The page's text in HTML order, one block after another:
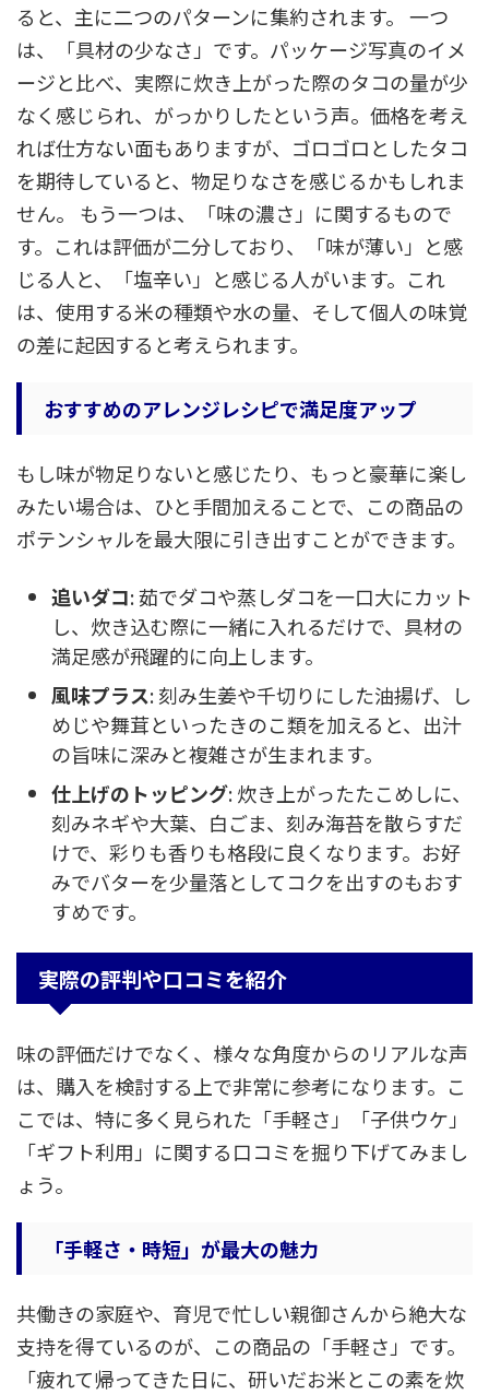
ると、主に二つのパターンに集約されます。 一つ
は、「具材の少なさ」です。パッケージ写真のイメ
ージと比べ、実際に炊き上がった際のタコの量が少
なく感じられ、がっかりしたという声。価格を考え
れば仕方ない面もありますが、ゴロゴロとしたタコ
を期待していると、物足りなさを感じるかもしれま
せん。 もう一つは、「味の濃さ」に関するもので
す。これは評価が二分しており、「味が薄い」と感
じる人と、「塩辛い」と感じる人がいます。これ
は、使用する米の種類や水の量、そして個人の味覚
の差に起因すると考えられます。
おすすめのアレンジレシピで満足度アップ
もし味が物足りないと感じたり、もっと豪華に楽し
みたい場合は、ひと手間加えることで、この商品の
ポテンシャルを最大限に引き出すことができます。
追いダコ: 茹でダコや蒸しダコを一口大にカット
し、炊き込む際に一緒に入れるだけで、具材の
満足感が飛躍的に向上します。
風味プラス: 刻み生姜や千切りにした油揚げ、し
めじや舞茸といったきのこ類を加えると、出汁
の旨味に深みと複雑さが生まれます。
仕上げのトッピング: 炊き上がったたこめしに、
刻みネギや大葉、白ごま、刻み海苔を散らすだ
けで、彩りも香りも格段に良くなります。お好
みでバターを少量落としてコクを出すのもおす
すめです。
実際の評判や口コミを紹介
味の評価だけでなく、様々な角度からのリアルな声
は、購入を検討する上で非常に参考になります。こ
こでは、特に多く見られた「手軽さ」「子供ウケ」
「ギフト利用」に関する口コミを掘り下げてみまし
ょう。
「手軽さ・時短」が最大の魅力
共働きの家庭や、育児で忙しい親御さんから絶大な
支持を得ているのが、この商品の「手軽さ」です。
「疲れて帰ってきた日に、研いだお米とこの素を炊